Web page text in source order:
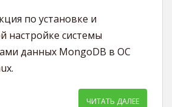
по установке и
настройке системы
данных MongoDB в ОС
ЧИТАТЬ ДАЛЕЕ